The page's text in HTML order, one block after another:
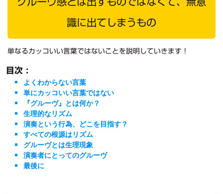
識に出てしまうもの
単なるカッコいい言葉ではないことを説明していきます！
目次 :
よくわからない言葉
単にカッコいい言葉ではない
『グルーヴ』とは何か？
生理的なリズム
演奏という行為、どこを目指す？
すべての根源はリズム
グルーヴとは生理現象
演奏者にとってのグルーヴ
最後に